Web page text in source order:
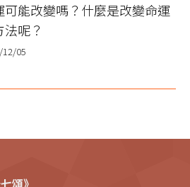
可能改變嗎？什麼是改變命運
法呢？
05
頌》